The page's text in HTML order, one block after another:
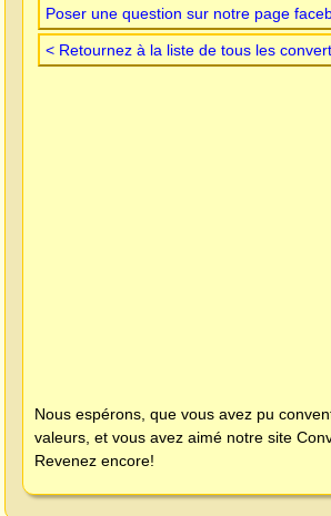
Poser une question sur notre page
< Retournez à la liste de tous les
Nous espérons, que vous avez pu
valeurs, et vous avez aimé notre site
Revenez encore!